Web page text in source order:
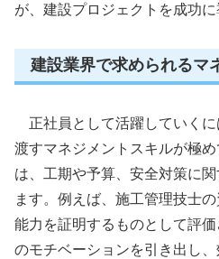
が、建設プロジェクトを成功に
建設業界で求められるマ
正社員として活躍していく
渡すマネジメントスキルが極
は、工期や予算、安全対策に
ます。例えば、施工管理技士
能力を証明するものとして評
のモチベーションを引き出し